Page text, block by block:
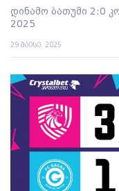
დინამო ბათუმი 2:0
2025
29 მაისი. 2025